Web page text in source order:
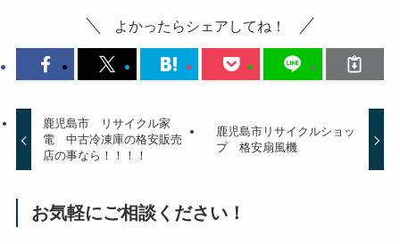
よかったらシェアしてね！
鹿児島市 リサイクル家
電 中古冷凍庫の格安販売
店の事なら！！！！
鹿児島市リサイクルショッ
プ 格安扇風機
お気軽にご相談ください！